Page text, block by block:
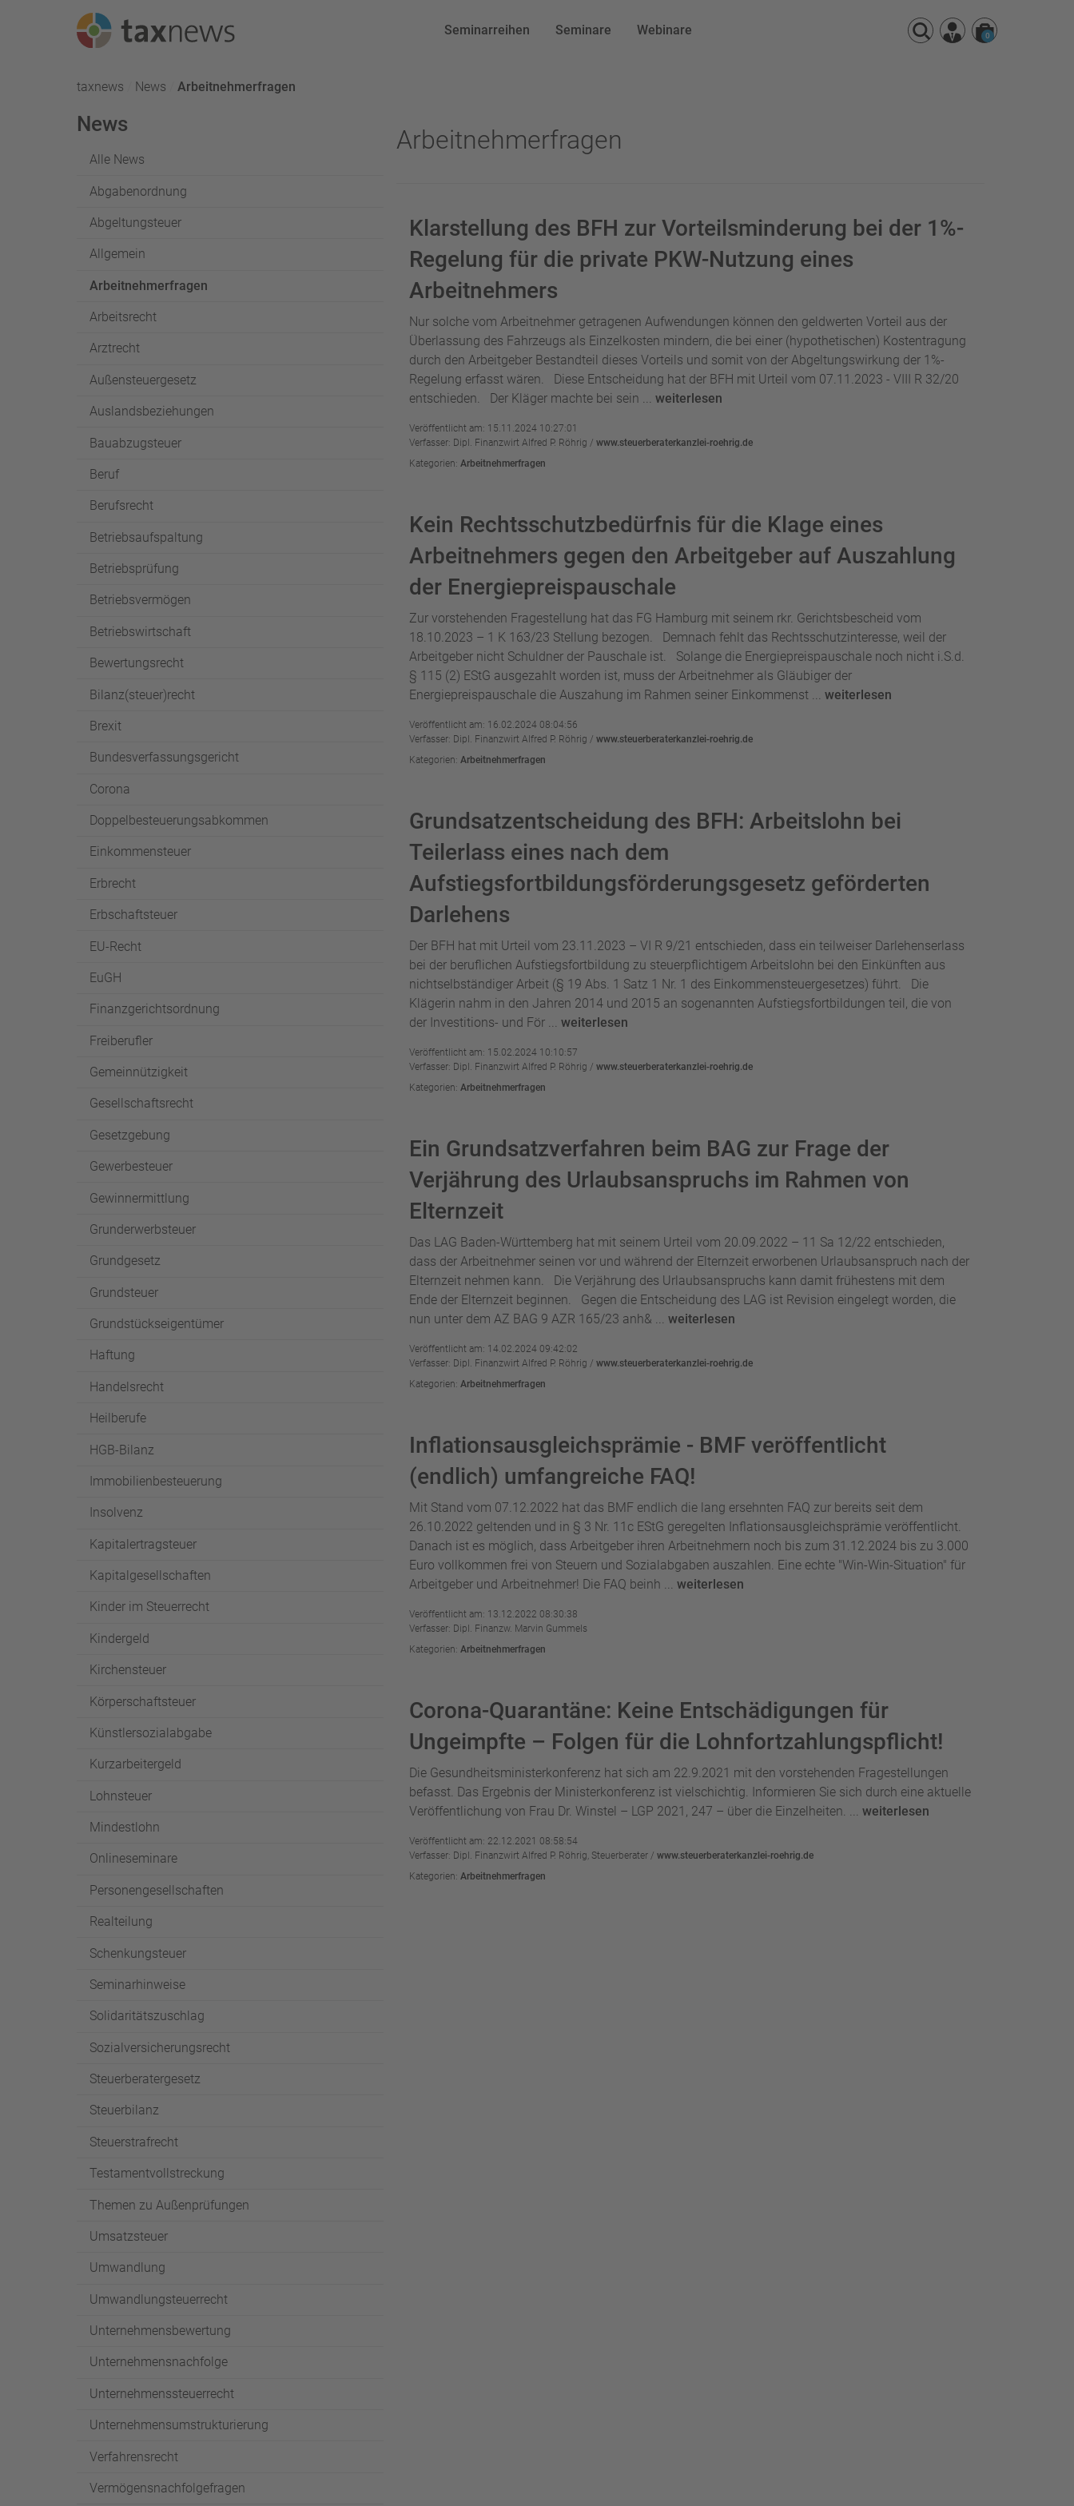
Seminarreihen Seminare Webinare 0
taxnews News Aktuell:
Arbeitnehmerfragen
News
Alle News
Abgabenordnung
Abgeltungsteuer
Allgemein
Arbeitnehmerfragen
Arbeitsrecht
Arztrecht
Außensteuergesetz
Auslandsbeziehungen
Bauabzugsteuer
Beruf
Berufsrecht
Betriebsaufspaltung
Betriebsprüfung
Betriebsvermögen
Betriebswirtschaft
Bewertungsrecht
Bilanz(steuer)recht
Brexit
Bundesverfassungsgericht
Corona
Doppelbesteuerungsabkommen
Einkommensteuer
Erbrecht
Erbschaftsteuer
EU-Recht
EuGH
Finanzgerichtsordnung
Freiberufler
Gemeinnützigkeit
Gesellschaftsrecht
Gesetzgebung
Gewerbesteuer
Gewinnermittlung
Grunderwerbsteuer
Grundgesetz
Grundsteuer
Grundstückseigentümer
Haftung
Handelsrecht
Heilberufe
HGB-Bilanz
Immobilienbesteuerung
Insolvenz
Kapitalertragsteuer
Kapitalgesellschaften
Kinder im Steuerrecht
Kindergeld
Kirchensteuer
Körperschaftsteuer
Künstlersozialabgabe
Kurzarbeitergeld
Lohnsteuer
Mindestlohn
Onlineseminare
Personengesellschaften
Realteilung
Schenkungsteuer
Seminarhinweise
Solidaritätszuschlag
Sozialversicherungsrecht
Steuerberatergesetz
Steuerbilanz
Steuerstrafrecht
Testamentvollstreckung
Themen zu Außenprüfungen
Umsatzsteuer
Umwandlung
Umwandlungsteuerrecht
Unternehmensbewertung
Unternehmensnachfolge
Unternehmenssteuerrecht
Unternehmensumstrukturierung
Verfahrensrecht
Vermögensnachfolgefragen
Arbeitnehmerfragen
Klarstellung des BFH zur Vorteilsminderung bei der 1%-
Regelung für die private PKW-Nutzung eines
Arbeitnehmers
Nur solche vom Arbeitnehmer getragenen Aufwendungen können den geldwerten Vorteil aus der
Überlassung des Fahrzeugs als Einzelkosten mindern, die bei einer (hypothetischen) Kostentragung
durch den Arbeitgeber Bestandteil dieses Vorteils und somit von der Abgeltungswirkung der 1%-
Regelung erfasst wären. Diese Entscheidung hat der BFH mit Urteil vom 07.11.2023 - VIII R 32/20
entschieden. Der Kläger machte bei sein ... weiterlesen
Veröffentlicht am: 15.11.2024 10:27:01
Verfasser: Dipl. Finanzwirt Alfred P. Röhrig / www.steuerberaterkanzlei-roehrig.de
Kategorien: Arbeitnehmerfragen
Kein Rechtsschutzbedürfnis für die Klage eines
Arbeitnehmers gegen den Arbeitgeber auf Auszahlung
der Energiepreispauschale
Zur vorstehenden Fragestellung hat das FG Hamburg mit seinem rkr. Gerichtsbescheid vom
18.10.2023 – 1 K 163/23 Stellung bezogen. Demnach fehlt das Rechtsschutzinteresse, weil der
Arbeitgeber nicht Schuldner der Pauschale ist. Solange die Energiepreispauschale noch nicht i.S.d.
§ 115 (2) EStG ausgezahlt worden ist, muss der Arbeitnehmer als Gläubiger der
Energiepreispauschale die Auszahung im Rahmen seiner Einkommenst ... weiterlesen
Veröffentlicht am: 16.02.2024 08:04:56
Verfasser: Dipl. Finanzwirt Alfred P. Röhrig / www.steuerberaterkanzlei-roehrig.de
Kategorien: Arbeitnehmerfragen
Grundsatzentscheidung des BFH: Arbeitslohn bei
Teilerlass eines nach dem
Aufstiegsfortbildungsförderungsgesetz geförderten
Darlehens
Der BFH hat mit Urteil vom 23.11.2023 – VI R 9/21 entschieden, dass ein teilweiser Darlehenserlass
bei der beruflichen Aufstiegsfortbildung zu steuerpflichtigem Arbeitslohn bei den Einkünften aus
nichtselbständiger Arbeit (§ 19 Abs. 1 Satz 1 Nr. 1 des Einkommensteuergesetzes) führt. Die
Klägerin nahm in den Jahren 2014 und 2015 an sogenannten Aufstiegsfortbildungen teil, die von
der Investitions- und För ... weiterlesen
Veröffentlicht am: 15.02.2024 10:10:57
Verfasser: Dipl. Finanzwirt Alfred P. Röhrig / www.steuerberaterkanzlei-roehrig.de
Kategorien: Arbeitnehmerfragen
Ein Grundsatzverfahren beim BAG zur Frage der
Verjährung des Urlaubsanspruchs im Rahmen von
Elternzeit
Das LAG Baden-Württemberg hat mit seinem Urteil vom 20.09.2022 – 11 Sa 12/22 entschieden,
dass der Arbeitnehmer seinen vor und während der Elternzeit erworbenen Urlaubsanspruch nach der
Elternzeit nehmen kann. Die Verjährung des Urlaubsanspruchs kann damit frühestens mit dem
Ende der Elternzeit beginnen. Gegen die Entscheidung des LAG ist Revision eingelegt worden, die
nun unter dem AZ BAG 9 AZR 165/23 anh& ... weiterlesen
Veröffentlicht am: 14.02.2024 09:42:02
Verfasser: Dipl. Finanzwirt Alfred P. Röhrig / www.steuerberaterkanzlei-roehrig.de
Kategorien: Arbeitnehmerfragen
Inflationsausgleichsprämie - BMF veröffentlicht
(endlich) umfangreiche FAQ!
Mit Stand vom 07.12.2022 hat das BMF endlich die lang ersehnten FAQ zur bereits seit dem
26.10.2022 geltenden und in § 3 Nr. 11c EStG geregelten Inflationsausgleichsprämie veröffentlicht.
Danach ist es möglich, dass Arbeitgeber ihren Arbeitnehmern noch bis zum 31.12.2024 bis zu 3.000
Euro vollkommen frei von Steuern und Sozialabgaben auszahlen. Eine echte "Win-Win-Situation" für
Arbeitgeber und Arbeitnehmer! Die FAQ beinh ... weiterlesen
Veröffentlicht am: 13.12.2022 08:30:38
Verfasser: Dipl. Finanzw. Marvin Gummels
Kategorien: Arbeitnehmerfragen
Corona-Quarantäne: Keine Entschädigungen für
Ungeimpfte – Folgen für die Lohnfortzahlungspflicht!
Die Gesundheitsministerkonferenz hat sich am 22.9.2021 mit den vorstehenden Fragestellungen
befasst. Das Ergebnis der Ministerkonferenz ist vielschichtig. Informieren Sie sich durch eine aktuelle
Veröffentlichung von Frau Dr. Winstel – LGP 2021, 247 – über die Einzelheiten. ... weiterlesen
Veröffentlicht am: 22.12.2021 08:58:54
Verfasser: Dipl. Finanzwirt Alfred P. Röhrig, Steuerberater / www.steuerberaterkanzlei-roehrig.de
Kategorien: Arbeitnehmerfragen